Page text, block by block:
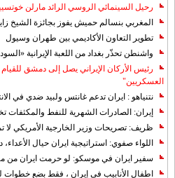
رحيل السينمائي الروسي الرائد مارلن
المغربي بنسالم حميش يفوز بجائزة الشيخ
تطوير التعاون الأكاديمي بين طهران وسيول
واشنطن تحذّر بغداد من اللعبة الإيرانية
رئيس الأركان الإيراني يصل إلى دمشق
العسكريين"
نتنياهو : ايران تدعم غانتس ولبيد ضدي في
إيران: الصادرات الشهریة للنفط والمكثفات تخطت 2.75 مليون
ظريف: تصريحات وزير الخارجية الأمريكي لا
اللواء صفوي: استراتيجية ايران حيال الأعداء،
سفير ايران في موسكو: لو حرمت ايران من
اطفال الأنابيب في إيران ، فقط بضع خطوات